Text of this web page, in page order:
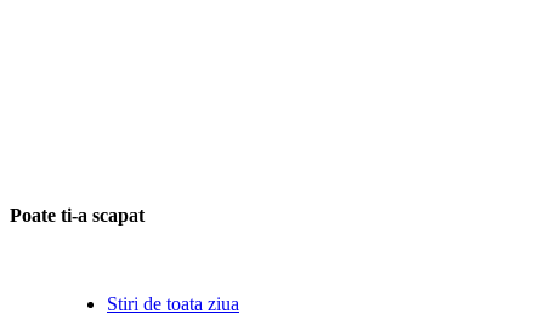
Poate ti-a scapat
Stiri de toata ziua